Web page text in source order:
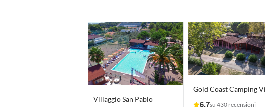
Villaggio San Pablo 6.7su 430 recensioni